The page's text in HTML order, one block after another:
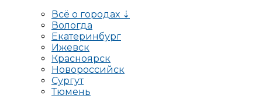
Всё о городах ⇣
Вологда
Екатеринбург
Ижевск
Красноярск
Новороссийск
Сургут
Тюмень